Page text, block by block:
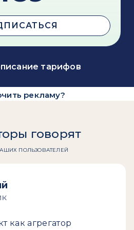
тарифов
рекламу?
говорят
ПОЛЬЗОВАТЕЛЕЙ
как агрегатор